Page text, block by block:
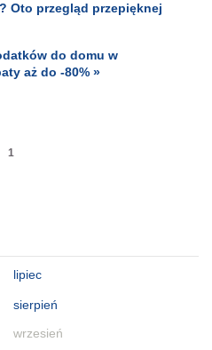
lipiec
sierpień
wrzesień
Oto przegląd przepięknej
do domu w
aż do -80% »
1